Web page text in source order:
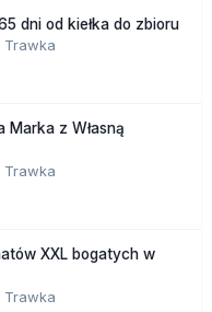
dni od kiełka do zbioru
Trawka
Marka z Własną
Trawka
XXL bogatych w
Trawka